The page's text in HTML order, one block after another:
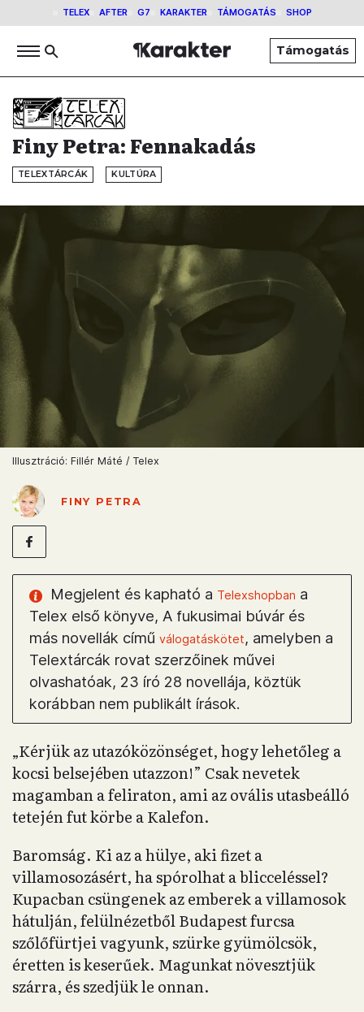
TELEX AFTER G7 KARAKTER TÁMOGATÁS SHOP
Támogatás
Finy Petra: Fennakadás
TELEXTÁRCÁK KULTÚRA
Illusztráció: Fillér Máté / Telex
FINY PETRA
Megjelent és kapható a Telexshopban a
Telex első könyve, A fukusimai búvár és
más novellák című válogatáskötet, amelyben a
Telextárcák rovat szerzőinek művei
olvashatóak, 23 író 28 novellája, köztük
korábban nem publikált írások.
„Kérjük az utazóközönséget, hogy lehetőleg a
kocsi belsejében utazzon!” Csak nevetek
magamban a feliraton, ami az ovális utasbeálló
tetején fut körbe a Kalefon.
Baromság. Ki az a hülye, aki fizet a
villamosozásért, ha spórolhat a blicceléssel?
Kupacban csüngenek az emberek a villamosok
hátulján, felülnézetből Budapest furcsa
szőlőfürtjei vagyunk, szürke gyümölcsök,
éretten is keserűek. Magunkat növesztjük
szárra, és szedjük le onnan.